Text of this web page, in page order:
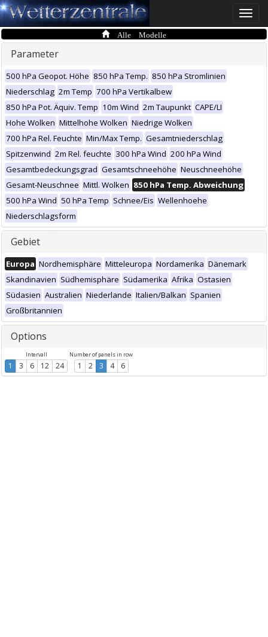
Toggle
Alle Modelle
Parameter
500 hPa Geopot. Höhe 850 hPa Temp. 850 hPa Stromlinien
Niederschlag 2m Temp 700 hPa Vertikalbew
850 hPa Pot. Äquiv. Temp 10m Wind 2m Taupunkt CAPE/LI
Hohe Wolken Mittelhohe Wolken Niedrige Wolken
700 hPa Rel. Feuchte Min/Max Temp. Gesamtniederschlag
Spitzenwind 2m Rel. feuchte 300 hPa Wind 200 hPa Wind
Gesamtbedeckungsgrad Gesamtschneehöhe Neuschneehöhe
Gesamt-Neuschnee Mittl. Wolken 850 hPa Temp. Abweichung
500 hPa Wind 50 hPa Temp Schnee/Eis Wellenhoehe
Niederschlagsform
Gebiet
Europa Nordhemisphäre Mitteleuropa Nordamerika Dänemark
Skandinavien Südhemisphäre Südamerika Afrika Ostasien
Südasien Australien Niederlande Italien/Balkan Spanien
Großbritannien
Options
Intervall
1 3 6 12 24
Number of panels in row
1 2 3 4 6